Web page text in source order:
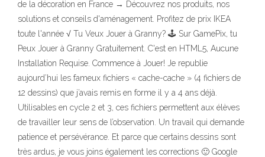
de la décoration en France → Découvrez nos produits, nos
solutions et conseils d'aménagement. Profitez de prix IKEA
toute l'année √ Tu Veux Jouer à Granny? 🕹️ Sur GamePix, tu
Peux Jouer à Granny Gratuitement. C'est en HTML5, Aucune
Installation Requise. Commence à Jouer! Je republie
aujourd’hui les fameux fichiers « cache-cache » (4 fichiers de
12 dessins) que j’avais remis en forme il y a 4 ans déjà.
Utilisables en cycle 2 et 3, ces fichiers permettent aux élèves
de travailler leur sens de l’observation. Un travail qui demande
patience et persévérance. Et parce que certains dessins sont
très ardus, je vous joins également les corrections 🙂 Google